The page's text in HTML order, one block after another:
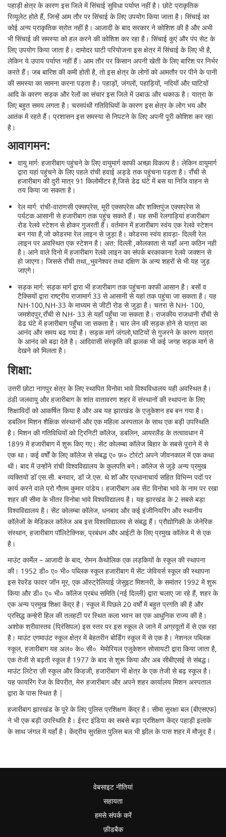
पहाड़ी क्षेत्र के कारण इस जिले में सिंचाई सुविधा पर्याप्त नहीं है। छोटे प्राकृतिक
रिव्यूलेट होते हैं, जिन्हें आम तौर पर सिंचाई के लिए उपयोग किया जाता है। सिंचाई का
कोई अन्य प्राकृतिक स्रोत नहीं है। आजादी के बाद सरकार ने कोशिश की है और अभी
भी सिंचाई की समस्या को हल करने की कोशिश कर रहा है। सिंचाई कुएं और पंप सेट के
लिए उपयोग किया जाता है। दामोदर घाटी परियोजना इस क्षेत्र में सिंचाई के लिए भी है,
लेकिन ये उपाय पर्याप्त नहीं हैं। आम तौर पर किसान अपनी खेती के लिए बारिश पर निर्भर
करते हैं। जब बारिश की कमी होती है, तो इस क्षेत्र के लोगों को आमतौर पर पीने के पानी
की समस्या का सामना करना पड़ता है। पहाड़ों, जंगलों, पहाड़ियों, नदियों और घाटियों
आदि के कारण सड़क और रेलों का संचार इस जिले में उबाऊ और थकाऊ है। यात्रा के
लिए बहुत समय लगता है। चरमपंथी गतिविधियों के कारण इस क्षेत्र के लोग भय और
आतंक में रहते हैं। प्रशासन इस समस्या से निपटने के लिए अपनी पूरी कोशिश कर रहा
है।
आवागमन:
वायु मार्ग: हजारीबाग पहुंचने के लिए वायुमार्ग काफी अच्छा विकल्प है। लेकिन वायुमार्ग
द्वारा यहां पहुंचने के लिए पहले रांची हवाई अड्डे तक पहुंचना पड़ता है। राँची से
हजारीबाग की दुरी मात्र 91 किलोमीटर है,जिसे डेढ घंटे में बस या निजि वाहन से
तय किया जा सकता है।
रेल मार्ग: रांची-वाराणसी एक्सप्रेस, मूरी एक्सप्रेस और शक्तिपुंज एक्सप्रेस से
पर्यटक आसानी से हजारीबाग तक पहुंच सकते हैं। यह सभी रेलगाड़ियां हजारीबाग
रोड रेलवे स्टेशन से होकर गुजरती हैं। वर्तमान में हजारीबाग स्वंय एक रेलवे स्टेशन
बन गया है,जो कोडरमा रेल लाइन से जुड़ा है। कोडरमा स्वंय हावड़ा- दिल्ली रेल
लाइन पर अवस्थित एक स्टेशन है। अत: दिल्ली ,कोलकाता से यहाँ अना कठिन नही
है। आने वाले दिनो में हजारीबाग रेलवे लाइन का संपर्क बरकाकाना रेलवे जक्शन से
हो जाएगा। जिससे राँची तथा,,भुवनेश्वर तथा दक्षिण के अन्य शहरों से भी यह जुड़
जाएगे।
सड़क मार्ग: सड़क मार्ग द्वारा भी हजारीबाग तक पहुंचना काफी आसान है। बसों व
टैक्सियों द्वारा राष्ट्रीय राजामार्ग 33 से आसानी से यहां तक पहुंचा जा सकता है। यह
NH-100,NH-33 के माध्यम से जीटी रोड से जुड़ा है। चतरा से NH- 100,
जमशेदपुर,राँची से NH- 33 से यहाँ पहुँचा जा सकता है। राजकीय राजधानी राँची से
डेढ घंटे में हजारीबाग पहुँचा जा सकता है। चार लेन की सड़क होने से यात्रा का
आनंद और समय बढ गया है। सड़क मार्ग जंगलो,घाटियों से गुजरने के कारण यात्रा
के आनंद को बढा देते है। आदिवासी संस्कृति की झलक भी कई जगह सड़क मार्ग से
देखने को मिलता है।
शिक्षा:
उत्तरी छोटा नागपुर क्षेत्र के लिए स्थापित विनोवा भावे विश्वविधालय यही अवस्थित है।
ठंडी जलवायु और हजारीबाग के शांत वातावरण शहर में संस्थानों की स्थापना के लिए
शिक्षाविदों को आकर्षित किया है और अब यह झारखंड के एजुकेशन हब बन गया है।
डबलिन मिशन शैक्षिक संस्थानों और एक महिला अस्पताल के साथ एक बड़ी उपस्थिति
है। मिशन की गतिविधियों को ट्रिनिटी कॉलेज, डबलिन, आयरलैंड के तत्वावधान में
1899 में हजारीबाग में शुरू किए गए। सेंट कोलम्बा कॉलेज बिहार के सबसे पुराने में से
एक था। कई वर्षों के लिए कॉलेज से संबद्ध ए० फ़० टोरंटो अपने जीवनकाल में एक कथा
थी। बाद में उन्होंने रांची विश्वविद्यालय के कुलपति बने। कॉलेज से जुड़े अन्य प्रमुख
व्यक्तियों डॉ एस.सी. बनवार, डॉ जे.एस. थे शॉ और प्रधानाचार्य सहित विभिन्न पदों पर
कार्य करने वाले प्रो गौतम कुमार पांडेय। हजारीबाग अब सेंट विनोबा भावे के नाम पर रखा
शहर की सीमा के भीतर विनोबा भावे विश्वविद्यालय है। यह झारखंड के 2 सबसे बड़ा
विश्वविद्यालय है। सेंट कोलम्बा कॉलेज, धनबाद और कई इंजीनियरिंग और स्थानीय
कॉलेजों के मेडिकल कॉलेज अब इस विश्वविद्यालय से संबद्ध हैं। प्रौद्योगिकी के जेनेरिक
संस्थान, हजारीबाग पॉलिटेक्निक, प्रबंधन और आईटी के लिए प्रमुख कॉलेज में से एक
है।
माउंट कार्मेल – आजादी के बाद, रोमन कैथोलिक एक लड़कियों के स्कूल की स्थापना
की। 1952 डी० ए० भी० पब्लिक स्कूल हजारीबाग में सेंट जेवियर्स स्कूल की स्थापना
इस रेवरेंड फादर जॉन मूर, एक ऑस्ट्रेलियाई जेसुइट मिशनरी, के समांतर 1992 में शुरू
किया और डी० ए० भी० कॉलेज प्रबंध समिति (नई दिल्ली) द्वारा चलाए जा रहे हैं, शहर के
एक अन्य प्रमुख शिक्षा केंद्र है। स्कूल में पिछले 20 वर्षों में बहुत प्रगति की है और
प्रसिद्ध कन्हेरी हिल की तलहटी पर स्थित कला भवन का एक आधुनिक राज्य की है।
अशोक श्रीवास्तव (प्रिंसिपल) इस स्तर पर इस स्कूल ले जाने में अग्रदूतों में से एक रहा
है। माउंट एगमाउंट स्कूल क्षेत्र में बेहतरीन बोर्डिंग स्कूल में से एक है। नेशनल पब्लिक
स्कूल, हजारीबाग यह अल० के० सी० मेमोरियल एजुकेशन सोसायटी द्वारा किया जाता है,
एक तेजी से बढ़ती स्कूल है 1977 के बाद से शुरू किया और अब सीबीएसई से संबद्ध।
माउंट लिटेरा ज़ी स्कूल और किडजी, हजारीबाग भी क्षेत्र के एक तेजी से बढ़ स्कूल है।
यह फायरिंग रेंज के विपरीत, मेरु हजारीबाग और अपने शहर कार्यालय मिशन अस्पताल
द्वारा के पास स्थित है |
हजारीबाग झारखंड के पूरे के लिए पुलिस प्रशिक्षण केंद्र है। सीमा सुरक्षा बल (बीएसएफ)
ने भी एक बड़ी उपस्थिति है। ईस्ट इंडिया का सबसे बड़ा प्रशिक्षण केंद्र पहाड़ी इलाके
के साथ जंगल में यहाँ है। केंद्रीय सुरक्षित पुलिस बल भी झील के पास शहर में मौजूद है।
वेबसाइट नीतियां
सहायता
हमसे संपर्क करें
फ़ीडबैक